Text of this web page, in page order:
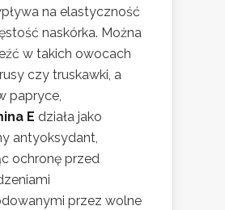
na elastyczność
naskórka. Można
w takich owocach
czy truskawki, a
papryce,
E działa jako
antyoksydant,
ochronę przed
przez wolne